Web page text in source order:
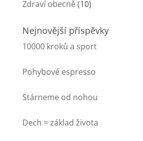
Zdraví obecně(10)
Nejnovější příspěvky
10000 kroků a sport
Pohybové espresso
Stárneme od nohou
Dech = základ života